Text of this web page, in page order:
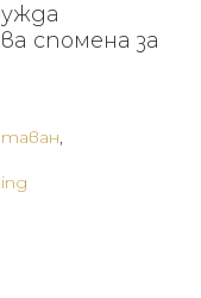
спомена за
,